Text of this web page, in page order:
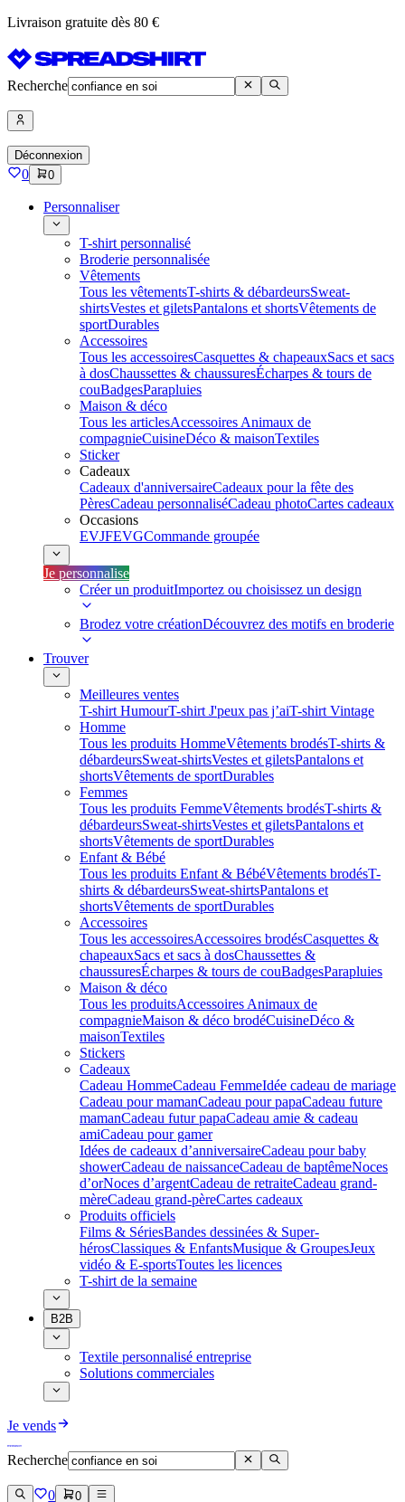
Livraison gratuite dès 80 €
Recherche
Déconnexion
0 0
Personnaliser
T-shirt personnalisé
Broderie personnalisée
Vêtements
Tous les vêtementsT-shirts & débardeursSweat-
shirtsVestes et giletsPantalons et shortsVêtements de
sportDurables
Accessoires
Tous les accessoiresCasquettes & chapeauxSacs et sacs
à dosChaussettes & chaussuresÉcharpes & tours de
couBadgesParapluies
Maison & déco
Tous les articlesAccessoires Animaux de
compagnieCuisineDéco & maisonTextiles
Sticker
Cadeaux
Cadeaux d'anniversaireCadeaux pour la fête des
PèresCadeau personnaliséCadeau photoCartes cadeaux
Occasions
EVJFEVGCommande groupée
Je personnalise
Créer un produitImportez ou choisissez un design
Brodez votre créationDécouvrez des motifs en broderie
Trouver
Meilleures ventes
T-shirt HumourT-shirt J'peux pas j’aiT-shirt Vintage
Homme
Tous les produits HommeVêtements brodésT-shirts &
débardeursSweat-shirtsVestes et giletsPantalons et
shortsVêtements de sportDurables
Femmes
Tous les produits FemmeVêtements brodésT-shirts &
débardeursSweat-shirtsVestes et giletsPantalons et
shortsVêtements de sportDurables
Enfant & Bébé
Tous les produits Enfant & BébéVêtements brodésT-
shirts & débardeursSweat-shirtsPantalons et
shortsVêtements de sportDurables
Accessoires
Tous les accessoiresAccessoires brodésCasquettes &
chapeauxSacs et sacs à dosChaussettes &
chaussuresÉcharpes & tours de couBadgesParapluies
Maison & déco
Tous les produitsAccessoires Animaux de
compagnieMaison & déco brodéCuisineDéco &
maisonTextiles
Stickers
Cadeaux
Cadeau HommeCadeau FemmeIdée cadeau de mariage​
Cadeau pour mamanCadeau pour papaCadeau future
mamanCadeau futur papaCadeau amie & cadeau
amiCadeau pour gamer
Idées de cadeaux d’anniversaireCadeau pour baby
showerCadeau de naissanceCadeau de baptêmeNoces
d’orNoces d’argentCadeau de retraiteCadeau grand-
mèreCadeau grand-pèreCartes cadeaux
Produits officiels
Films & SériesBandes dessinées & Super-
hérosClassiques & EnfantsMusique & GroupesJeux
vidéo & E-sportsToutes les licences
T-shirt de la semaine
B2B
Textile personnalisé entreprise
Solutions commerciales
Je vends
Recherche
0 0